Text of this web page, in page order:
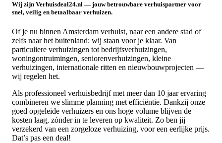
Wij zijn Verhuisdeal24.nl — jouw betrouwbare verhuispartner voor
snel, veilig en betaalbaar verhuizen.
Of je nu binnen Amsterdam verhuist, naar een andere stad of
zelfs naar het buitenland: wij staan voor je klaar. Van
particuliere verhuizingen tot bedrijfsverhuizingen,
woningontruimingen, seniorenverhuizingen, kleine
verhuizingen, internationale ritten en nieuwbouwprojecten —
wij regelen het.
Als professioneel verhuisbedrijf met meer dan 10 jaar ervaring
combineren we slimme planning met efficiëntie. Dankzij onze
goed opgeleide verhuizers en ons hoge volume blijven de
kosten laag, zónder in te leveren op kwaliteit. Zo ben jij
verzekerd van een zorgeloze verhuizing, voor een eerlijke prijs.
Dat’s pas een deal!